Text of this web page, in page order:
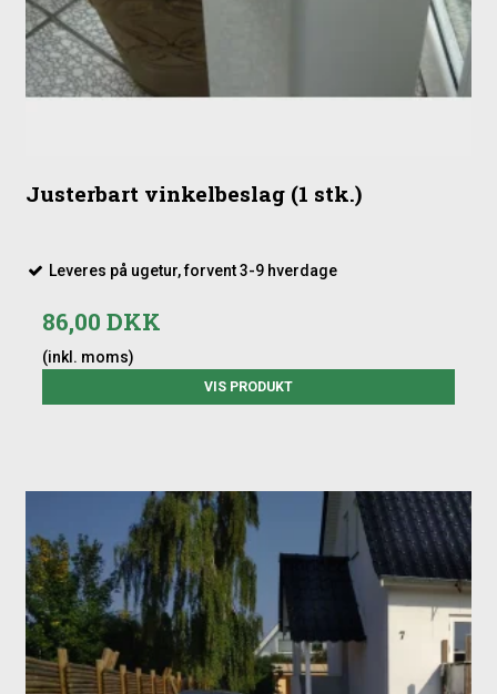
Justerbart vinkelbeslag (1 stk.)
Leveres på ugetur, forvent 3-9 hverdage
86,00 DKK
(inkl. moms)
VIS PRODUKT